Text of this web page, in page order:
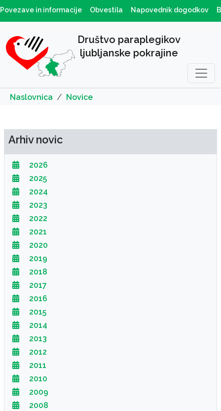
Povezave in informacije Obvestila Napovednik dogodkov
Društvo paraplegikov
ljubljanske pokrajine
Naslovnica Novice
Arhiv novic
2026
2025
2024
2023
2022
2021
2020
2019
2018
2017
2016
2015
2014
2013
2012
2011
2010
2009
2008